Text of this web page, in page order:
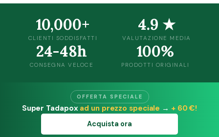
10,000+
CLIENTI SODDISFATTI
4.9 ★
VALUTAZIONE MEDIA
24-48h
CONSEGNA VELOCE
100%
PRODOTTI ORIGINALI
OFFERTA SPECIALE
Super Tadapox ad un prezzo speciale → + 60 €!
Acquista ora